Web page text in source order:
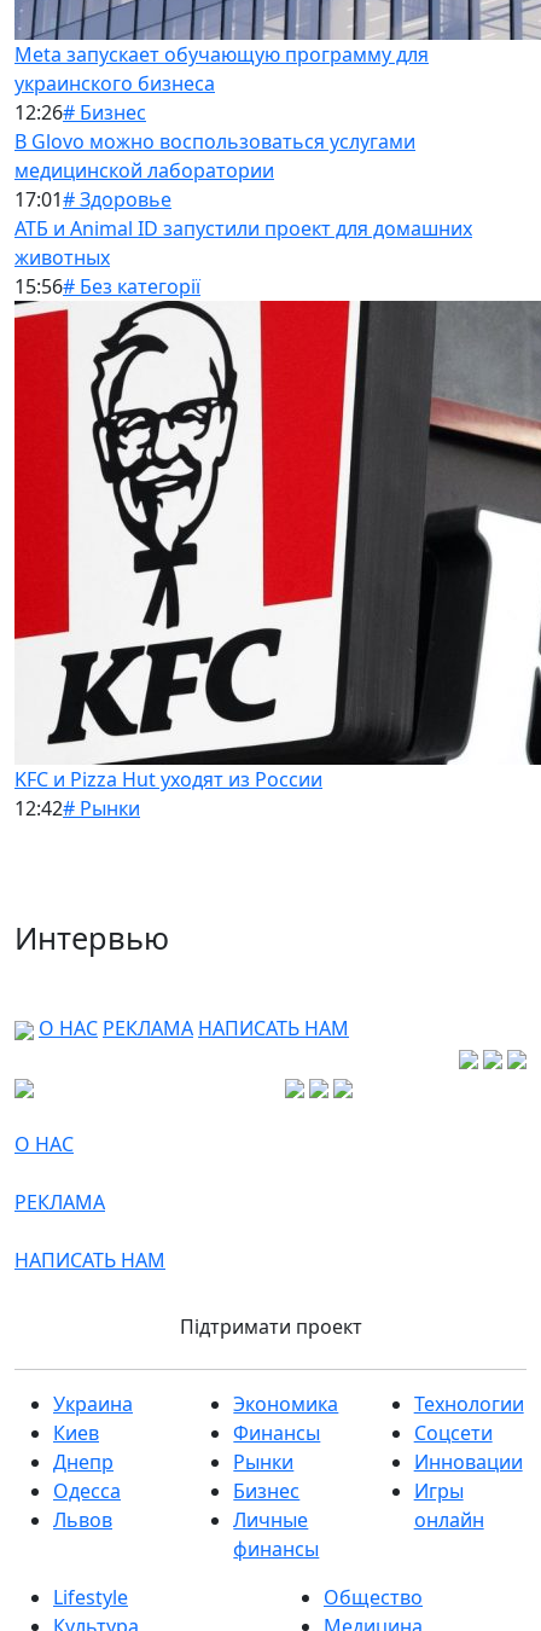
Meta запускает обучающую программу для
украинского бизнеса
12:26# Бизнес
В Glovo можно воспользоваться услугами
медицинской лаборатории
17:01# Здоровье
АТБ и Animal ID запустили проект для домашних
животных
15:56# Без категорії
KFC и Pizza Hut уходят из России
12:42# Рынки
Интервью
О НАС РЕКЛАМА НАПИСАТЬ НАМ
О НАС
РЕКЛАМА
НАПИСАТЬ НАМ
Підтримати проект
Украина
Киев
Днепр
Одесса
Львов
Экономика
Финансы
Рынки
Бизнес
Личные
финансы
Технологии
Соцсети
Инновации
Игры
онлайн
Lifestyle
Общество